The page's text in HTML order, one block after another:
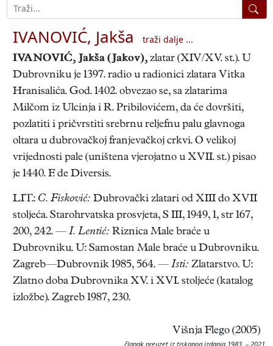
IVANOVIĆ, Jakša
traži dalje ...
IVANOVIĆ, Jakša (Jakov), zlatar (XIV/XV. st.). U
Dubrovniku je 1397. radio u radionici zlatara Vitka
Hranisalića. God. 1402. obvezao se, sa zlatarima
Milčom iz Ulcinja i R. Pribilovićem, da će dovršiti,
pozlatiti i pričvrstiti srebrnu reljefnu palu glavnoga
oltara u dubrovačkoj franjevačkoj crkvi. O velikoj
vrijednosti pale (uništena vjerojatno u XVII. st.) pisao
je 1440. F. de Diversis.
LIT.: C. Fisković: Dubrovački zlatari od XIII do XVII
stoljeća. Starohrvatska prosvjeta, S III, 1949, 1, str 167,
200, 242. — I. Lentić: Riznica Male braće u
Dubrovniku. U: Samostan Male braće u Dubrovniku.
Zagreb—Dubrovnik 1985, 564. — Isti: Zlatarstvo. U:
Zlatno doba Dubrovnika XV. i XVI. stoljeće (katalog
izložbe). Zagreb 1987, 230.
Višnja Flego (2005)
članak preuzet iz tiskanog izdanja 1983. – 2021.